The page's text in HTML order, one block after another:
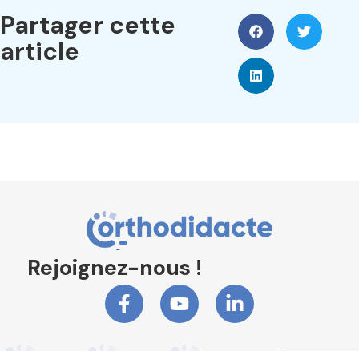
Partager cette
article
Rejoignez-nous !